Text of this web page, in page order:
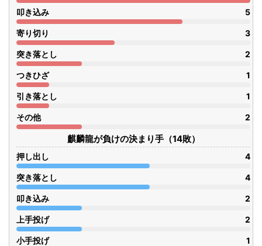
叩き込み 5
寄り切り 3
突き落とし 2
つきひざ 1
引き落とし 1
その他 2
麒麟龍が負けの決まり手（14敗）
押し出し 4
突き落とし 4
叩き込み 2
上手投げ 2
小手投げ 1